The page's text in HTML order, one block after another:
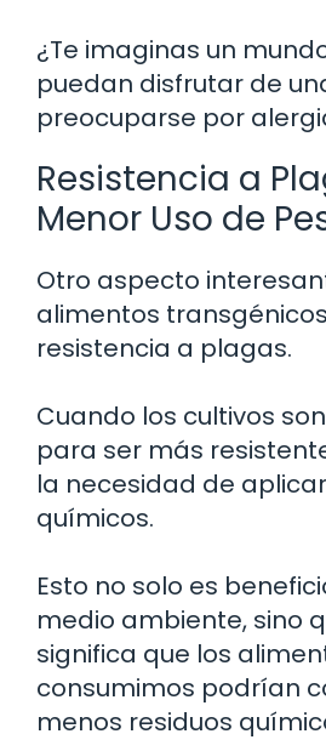
¿Te imaginas un
puedan disfrutar de
preocuparse por
Resistencia a
Menor Uso de
Otro aspecto
alimentos
resistencia a plagas.
Cuando los cultivos
para ser más
la necesidad de
químicos.
Esto no solo es
medio ambiente, sino
significa que los
consumimos podrían
menos residuos